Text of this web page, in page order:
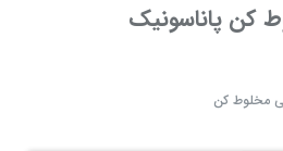
کن پاناسونیک
مخلوط کن